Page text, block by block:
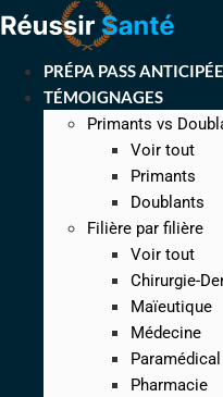
Aller
au
contenuPRÉPA PASS ANTICIPÉE
TÉMOIGNAGES
Primants vs
Voir tout
Primants
Doublants
Filière par filière
Voir tout
Chirurgie-
Maïeutique
Médecine
Paramédical
Pharmacie